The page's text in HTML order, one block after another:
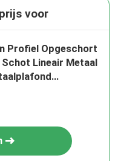
voor
Profiel Opgeschort
Lineair Metaal